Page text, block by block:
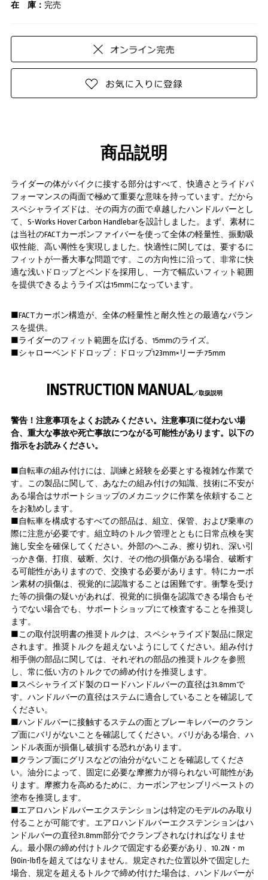
在 庫： 完売
商品説明
ライダーの体がバイクに接する部分はすべて、快適さとライドパ
フォーマンスの両面で極めて重要な意味を持っています。だから
スペシャライズドは、その両方の面で卓越したハンドルバーとし
て、S-Works Hover Carbon Handlebarを設計しました。まず、素材に
は当社のFACTカーボンファイバーを使って全体の軽量性、振動吸
収性能、高い剛性を実現しました。快適性に関しては、要するに
フィットが一番大事な問題です。この方向性に沿って、非常に快
適な浅いドロップとベンドを採用し、一方で幅広いフィット範囲
を提供できるようライズは15mmになっています。
■FACTカーボン構造が、全体の軽量性と耐久性との最適なバラン
スを提供。
■ライダーのフィット範囲を広げる、15mmのライズ。
■シャローベンドドロップ：ドロップ123mm×リーチ75mm
INSTRUCTION MANUAL／取扱説明
警告！注意事項をよくお読みください。注意事項に従わない場
合、重大な事故や死亡事故につながる可能性があります。以下の
指示をお読みください。
■自転車の組み付けには、訓練と経験を必要とする複雑な作業で
す。この製品に関して、あなたの組み付けの知識、技術に不安が
ある場合はサポートショップのメカニックに作業を依頼すること
をお勧めします。
■自転車を構成するすべての部品は、組立、保管、および乗車の
際に注意が必要です。組立時のトルク管理とともに日常点検を実
施し安全を確保してください。外部のへこみ、擦り切れ、深い引
っかき傷、打痕、破断、欠け、その他の損傷がある場合、破断す
る可能性がありますので、交換する必要があります。特にカーボ
ン素材の損傷は、視覚的に認識することは困難です。衝撃を受け
た等の損傷の疑いがあれば、視覚的に損傷を認識できる場合もそ
うでない場合でも、サポートショップにて検査することを推奨し
ます。
■この取付説明書の推奨トルクは、スペシャライズド製品に限定
されます。推奨トルクを超えないようにしてください。組み付け
相手側の部品に関しては、それぞれの部品の推奨トルクを参照
し、常に低い方のトルクでの締め付けを推奨します。
■スペシャライズド製のロードハンドルバーの直径は31.8mmで
す。ハンドルバーの直径はステムに適合していることを確認して
ください。
■ハンドルバーに接触するステムの面とブレーキレバーのクラン
プ面にバリがないことを確認してください。バリがある場合、ハ
ンドル表面が損傷し破損する恐れがあります。
■クランプ面にグリスなどの油分がないことを確認してくださ
い。油分によって、固定に必要な摩擦力が得られない可能性があ
ります。摩擦力を高めるために、カーボンアセンブリペーストの
塗布を推奨します。
■エアロハンドルバーエクステンションは特定のモデルのみ取り
付ることが可能です。エアロハンドルバーエクステンションはハ
ンドルバーの直径31.8mm部分でクランプされなければなりませ
ん。最小限の締め付けトルクで固定する必要があり、10.2N・m
(90in-lbf)を超えてはなりません。規定された位置以外で固定した
場合、規定を超えるトルクで締め付けた場合は、ハンドルバーが